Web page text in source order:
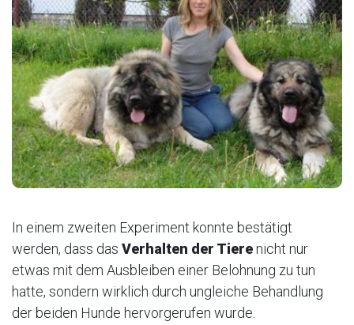
In einem zweiten Experiment konnte bestätigt
werden, dass das Verhalten der Tierenicht nur
etwas mit dem Ausbleiben einer Belohnung zu tun
hatte, sondern wirklich durch ungleiche Behandlung
der beiden Hunde hervorgerufen wurde.